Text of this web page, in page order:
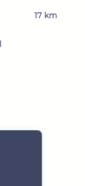
17 km